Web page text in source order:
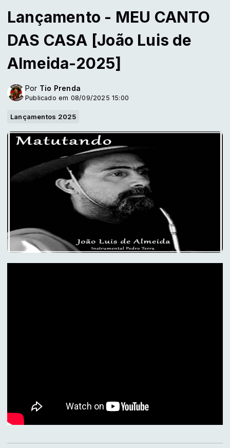
Lançamento - MEU CANTO
DAS CASA [João Luis de
Almeida-2025]
Por Tio Prenda
Publicado em 08/09/2025 15:00
Lançamentos 2025